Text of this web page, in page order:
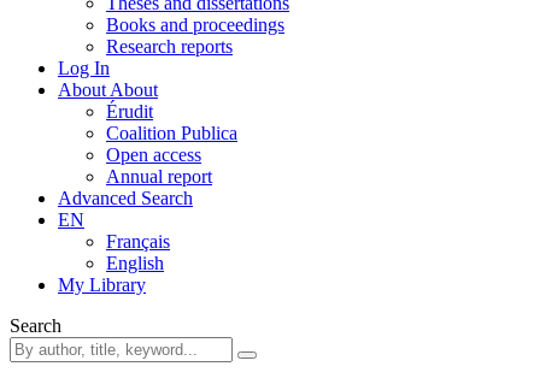
Books and proceedings
Research reports
Log In
About About
Érudit
Coalition Publica
Open access
Annual report
Advanced Search
EN
Français
English
My Library
Search